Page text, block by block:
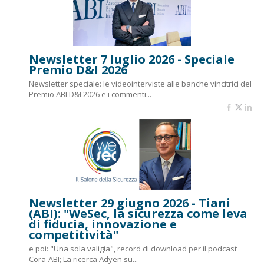
Newsletter 7 luglio 2026 - Speciale
Premio D&I 2026
Newsletter speciale: le videointerviste alle banche vincitrici del
Premio ABI D&I 2026 e i commenti...
Newsletter 29 giugno 2026 - Tiani
(ABI): "WeSec, la sicurezza come leva
di fiducia, innovazione e
competitività"
e poi: "Una sola valigia", record di download per il podcast
Cora-ABI; La ricerca Adyen su...